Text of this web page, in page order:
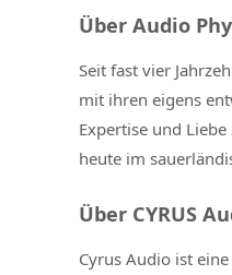
Über Audio
Seit fast vier
mit ihren eigens
Expertise und
heute im
Über CYRUS
Cyrus Audio ist